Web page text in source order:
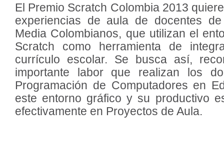
El Premio Scratch Colombia 2013
experiencias de aula de docentes
Media Colombianos, que utilizan el
Scratch como herramienta de
currículo escolar. Se busca así,
importante labor que realizan los
Programación de Computadores en
este entorno gráfico y su productivo
efectivamente en Proyectos de Aula.